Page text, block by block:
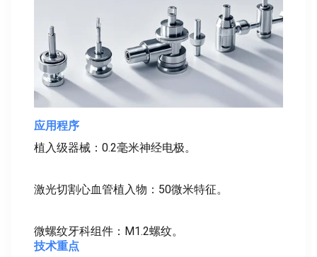
应用程序
植入级器械：0.2毫米神经电极。
激光切割心血管植入物：50微米特征。
微螺纹牙科组件：M1.2螺纹。
技术重点